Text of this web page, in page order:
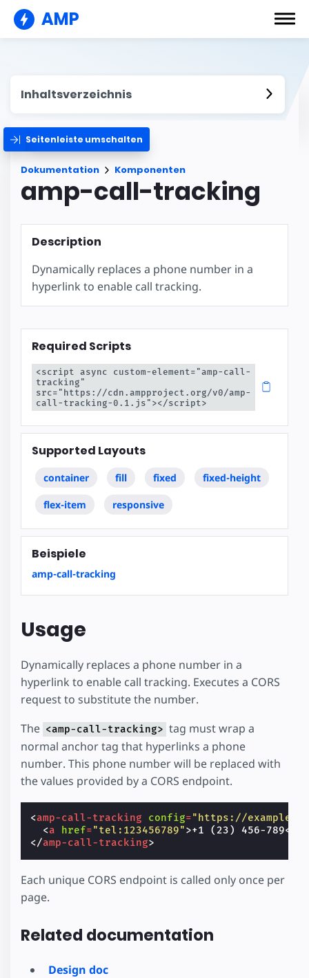
AMP
Inhaltsverzeichnis
Seitenleiste umschalten
Dokumentation Komponenten
amp-call-tracking
Description
Dynamically replaces a phone number in a
hyperlink to enable call tracking.
Required Scripts
<script async custom-element="amp-call-
tracking"
src="https://cdn.ampproject.org/v0/amp-
call-tracking-0.1.js"></script>
Supported Layouts
container fill fixed fixed-height
flex-item responsive
Beispiele
amp-call-tracking
Usage
Dynamically replaces a phone number in a
hyperlink to enable call tracking. Executes a CORS
request to substitute the number.
The <amp-call-tracking> tag must wrap a
normal anchor tag that hyperlinks a phone
number. This phone number will be replaced with
the values provided by a CORS endpoint.
<amp-call-tracking config="https://
<a href="tel:123456789">+1 (23) 456-789</
</amp-call-tracking>
Each unique CORS endpoint is called only once per
page.
Related documentation
Design doc